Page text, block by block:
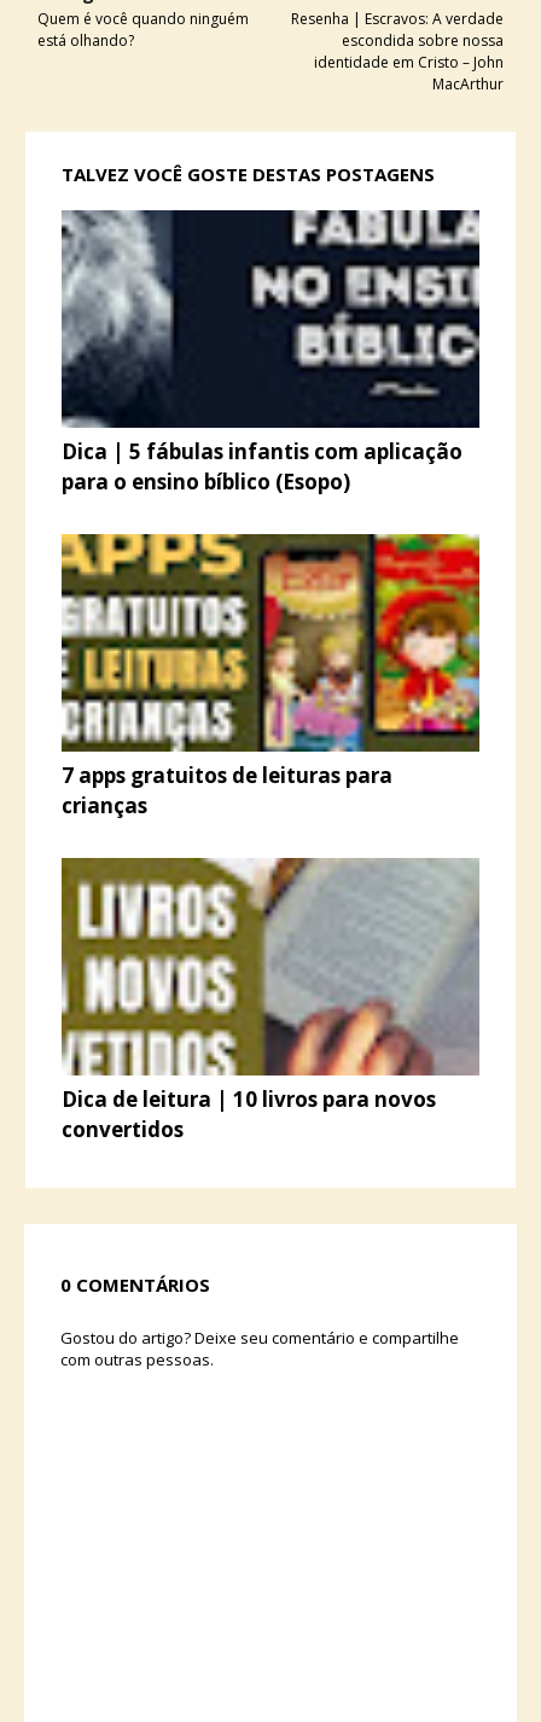
Resenha | Escravos: A verdade
escondida sobre nossa
identidade em Cristo – John
MacArthur
Quem é você quando ninguém
está olhando?
TALVEZ VOCÊ GOSTE DESTAS POSTAGENS
Dica | 5 fábulas infantis com aplicação
para o ensino bíblico (Esopo)
7 apps gratuitos de leituras para
crianças
Dica de leitura | 10 livros para novos
convertidos
0 COMENTÁRIOS
Gostou do artigo? Deixe seu comentário e compartilhe
com outras pessoas.